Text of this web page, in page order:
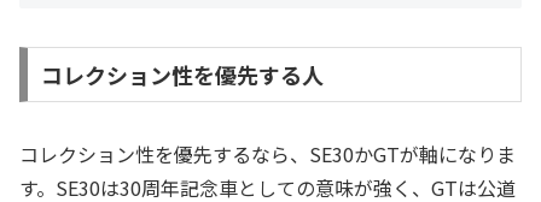
コレクション性を優先する人
コレクション性を優先するなら、SE30かGTが軸になりま
す。SE30は30周年記念車としての意味が強く、GTは公道